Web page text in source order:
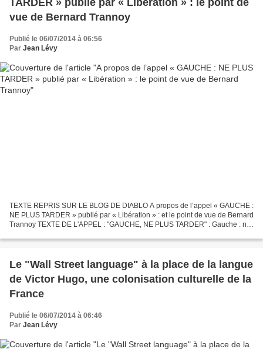
TARDER » publié par « Libération » : le point de
vue de Bernard Trannoy
Publié le 06/07/2014 à 06:56
Par Jean Lévy
TEXTE REPRIS SUR LE BLOG DE DIABLO A propos de l’appel « GAUCHE :
NE PLUS TARDER » publié par « Libération » : et le point de vue de Bernard
Trannoy TEXTE DE L'APPEL : "GAUCHE, NE PLUS TARDER" : Gauche : ne
Le "Wall Street language" à la place de la langue
de Victor Hugo, une colonisation culturelle de la
France
Publié le 06/07/2014 à 06:46
Par Jean Lévy